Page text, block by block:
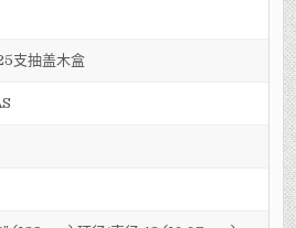
支抽盖木盒